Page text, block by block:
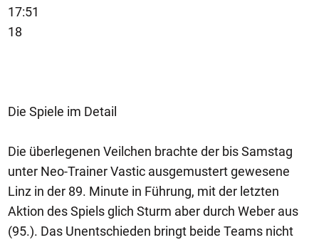
17:51
18
Die Spiele im Detail
Die überlegenen Veilchen brachte der bis Samstag
unter Neo-Trainer Vastic ausgemustert gewesene
Linz in der 89. Minute in Führung, mit der letzten
Aktion des Spiels glich Sturm aber durch Weber aus
(95.). Das Unentschieden bringt beide Teams nicht